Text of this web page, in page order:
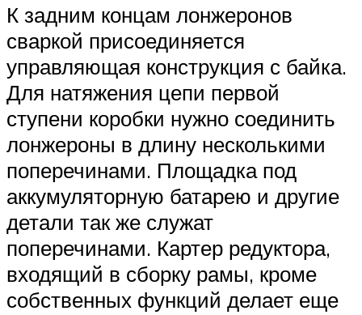
К задним концам лонжеронов
сваркой присоединяется
управляющая конструкция с байка.
Для натяжения цепи первой
ступени коробки нужно соединить
лонжероны в длину несколькими
поперечинами. Площадка под
аккумуляторную батарею и другие
детали так же служат
поперечинами. Картер редуктора,
входящий в сборку рамы, кроме
собственных функций делает еще